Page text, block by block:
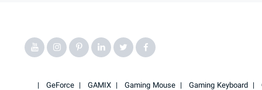
Gaming Keyboard
Gaming Mouse
GAMIX
GeForce